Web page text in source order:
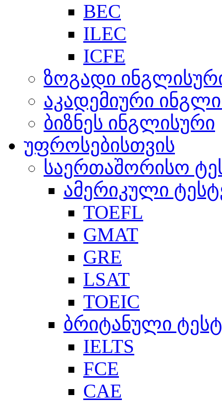
BEC
ILEC
ICFE
ზოგადი
აკადემიური
ბიზნეს ინგლისური
უფროსებისთვის
საერთაშორისო
ამერიკული
TOEFL
GMAT
GRE
LSAT
TOEIC
ბრიტანული
IELTS
FCE
CAE